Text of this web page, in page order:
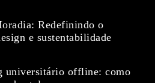
Redefinindo o
e sustentabilidade
universitário offline: como